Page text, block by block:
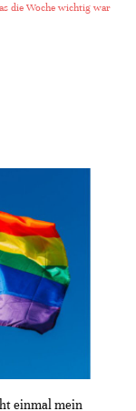
die Woche wichtig war
einmal mein